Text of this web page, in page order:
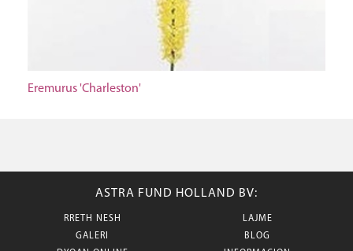
Eremurus 'Charleston'
ASTRA FUND HOLLAND BV:
RRETH NESH
GALERI
LAJME
BLOG